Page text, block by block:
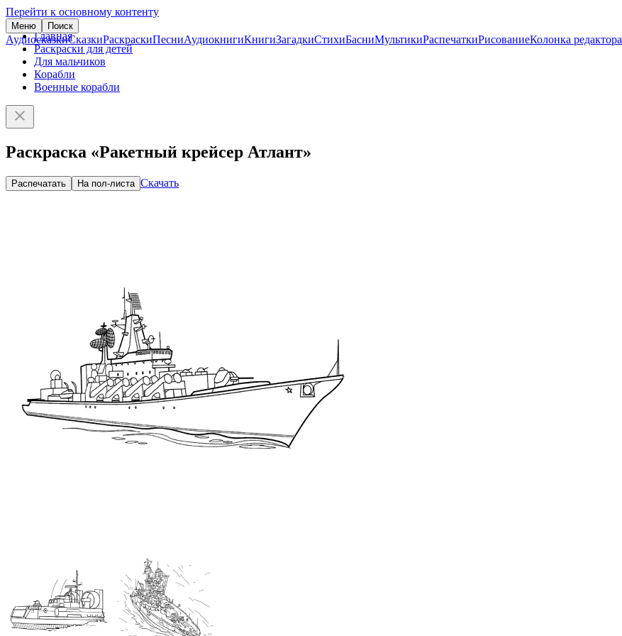
Перейти к основному контенту
Меню Поиск
АудиосказкиСказкиРаскраскиПесниАудиокнигиКнигиЗагадкиСтихиБасниМультикиРаспечаткиРисованиеКолонка редактора
Главная
Раскраски для детей
Для мальчиков
Корабли
Военные корабли
Раскраска «Ракетный крейсер Атлант»
Распечатать На пол-листа Скачать